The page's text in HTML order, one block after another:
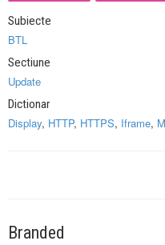
Subiecte
BTL
Sectiune
Update
Dictionar
Display, HTTP, HTTPS, Iframe,
Branded